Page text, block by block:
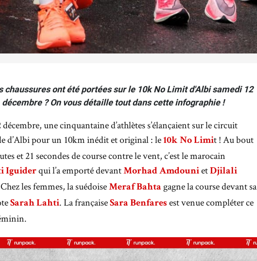
chaussures ont été portées sur le 10k No Limit d'Albi samedi 12
décembre ? On vous détaille tout dans cette infographie !
décembre, une cinquantaine d’athlètes s’élançaient sur le circuit
d’Albi pour un 10km inédit et original : le 10k No Limit ! Au bout
et 21 secondes de course contre le vent, c’est le marocain
Iguider qui l’a emporté devant Morhad Amdouni et Djilali
les femmes, la suédoise Meraf Bahta gagne la course devant sa
Sarah Lahti. La française Sara Benfares est venue compléter ce